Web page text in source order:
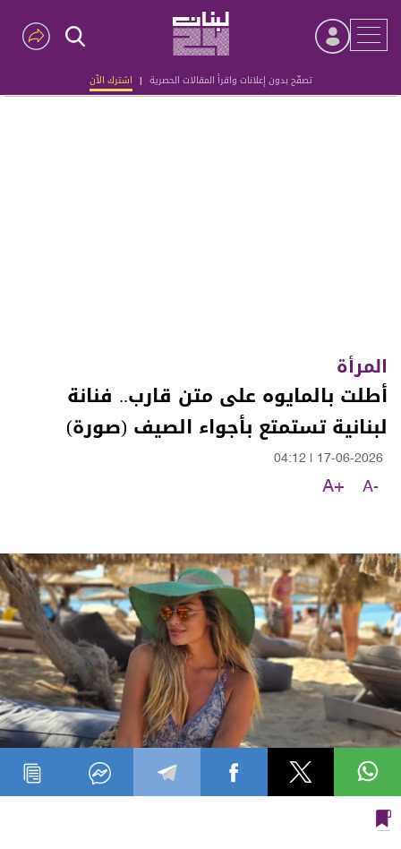
تصفّح بدون إعلانات واقرأ المقالات الحصرية | اشترك الآن
Advertisement
المرأة
أطلت بالمايوه على متن قارب.. فنانة
لبنانية تستمتع بأجواء الصيف (صورة)
17-06-2026
04:12
A-
A+